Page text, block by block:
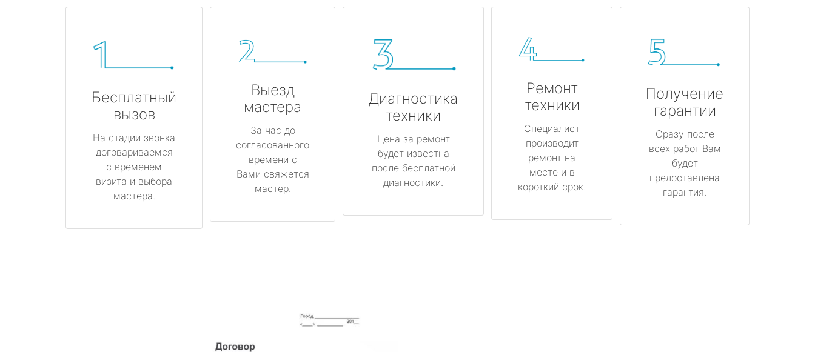
Бесплатный
вызов
На стадии звонка
договариваемся
с временем
визита и выбора
мастера.
Выезд
мастера
За час до
согласованного
времени с
Вами свяжется
мастер.
Диагностика
техники
Цена за ремонт
будет известна
после бесплатной
диагностики.
Ремонт
техники
Специалист
производит
ремонт на
месте и в
короткий срок.
Получение
гарантии
Сразу после
всех работ Вам
будет
предоставлена
гарантия.